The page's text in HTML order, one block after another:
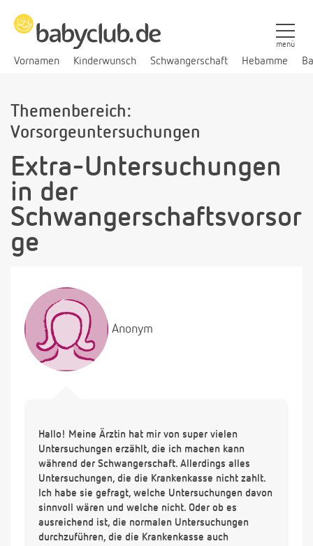
Vornamen Kinderwunsch Schwangerschaft Hebamme
menü
Themenbereich:
Vorsorgeuntersuchungen
Extra-Untersuchungen
in der
Schwangerschaftsvorsor
ge
Anonym
Hallo! Meine Ärztin hat mir von super vielen
Untersuchungen erzählt, die ich machen kann
während der Schwangerschaft. Allerdings alles
Untersuchungen, die die Krankenkasse nicht zahlt.
Ich habe sie gefragt, welche Untersuchungen davon
sinnvoll wären und welche nicht. Oder ob es
ausreichend ist, die normalen Untersuchungen
durchzuführen, die die Krankenkasse auch